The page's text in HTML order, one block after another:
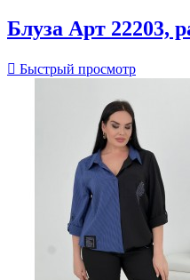
Блуза Арт 22203,
 Быстрый просмотр